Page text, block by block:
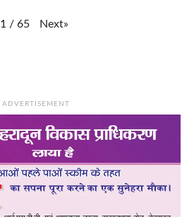
1 / 65 Next»
ADVERTISEMENT